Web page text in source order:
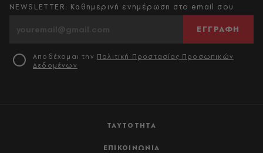
ΤΑΥΤΟΤΗΤΑ
ΕΠΙΚΟΙΝΩΝΙΑ
NEWSLETTER: Καθημερινή ενημέρωση στο email σου
ΕΓΓΡΑΦΗ
Αποδέχομαι την Πολιτική Προστασίας Προσωπικών
Δεδομένων